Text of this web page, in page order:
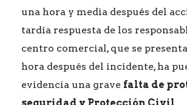
una hora y media después del
tardía respuesta de los
centro comercial, que se
hora después del incidente, ha
evidencia una grave falta de